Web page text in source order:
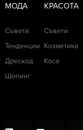
МОДА
Съвети
Тенденции
Дрескод
Шопинг
КРАСОТА
Съвети
Козметика
Коса